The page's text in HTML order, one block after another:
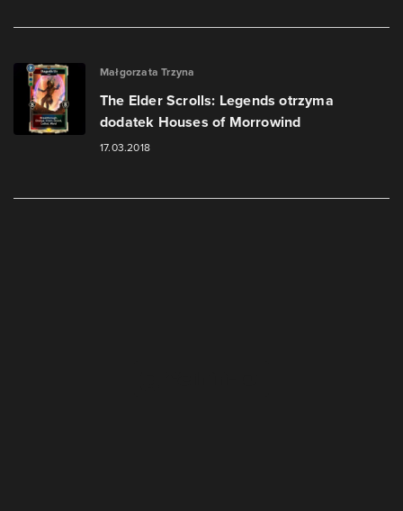
Małgorzata Trzyna
The Elder Scrolls: Legends otrzyma
dodatek Houses of Morrowind
17.03.2018